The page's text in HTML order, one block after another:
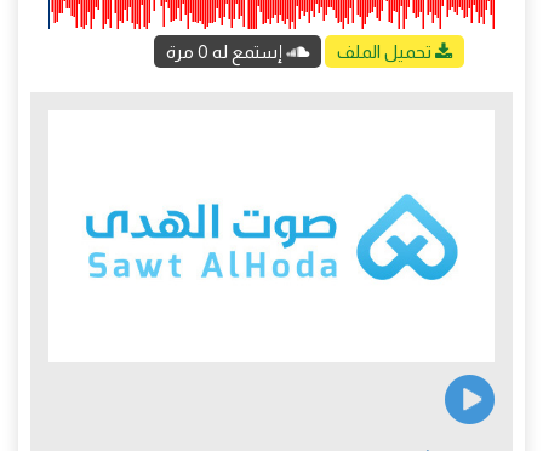
تحميل الملف إستمع له 0 مرة